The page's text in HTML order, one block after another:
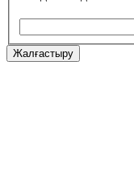
Жалғастыру